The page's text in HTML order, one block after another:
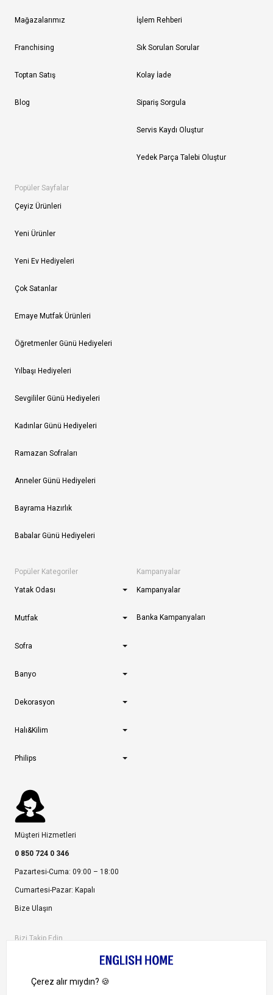
Mağazalarımız
Franchising
Toptan Satış
Blog
İşlem Rehberi
Sık Sorulan Sorular
Kolay İade
Sipariş Sorgula
Servis Kaydı Oluştur
Yedek Parça Talebi Oluştur
Popüler Sayfalar
Çeyiz Ürünleri
Yeni Ürünler
Yeni Ev Hediyeleri
Çok Satanlar
Emaye Mutfak Ürünleri
Öğretmenler Günü Hediyeleri
Yılbaşı Hediyeleri
Sevgililer Günü Hediyeleri
Kadınlar Günü Hediyeleri
Ramazan Sofraları
Anneler Günü Hediyeleri
Bayrama Hazırlık
Babalar Günü Hediyeleri
Popüler Kategoriler
Yatak Odası
Mutfak
Sofra
Banyo
Dekorasyon
Halı&Kilim
Philips
Kampanyalar
Kampanyalar
Banka Kampanyaları
Müşteri Hizmetleri
0 850 724 0 346
Pazartesi-Cuma: 09:00 – 18:00
Cumartesi-Pazar: Kapalı
Bize Ulaşın
Bizi Takip Edin